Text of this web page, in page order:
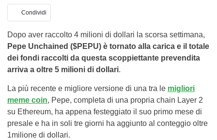
Condividi
Dopo aver raccolto 4 milioni di dollari la scorsa settimana,
Pepe Unchained ($PEPU) è tornato alla carica e il totale
dei fondi raccolti da questa scoppiettante prevendita
arriva a oltre 5 milioni di dollari.
La più recente e migliore versione di una tra le migliori
meme coin, Pepe, completa di una propria chain Layer 2
su Ethereum, ha appena festeggiato il suo primo mese di
presale e ha in soli tre giorni ha aggiunto al conteggio oltre
1milione di dollari.